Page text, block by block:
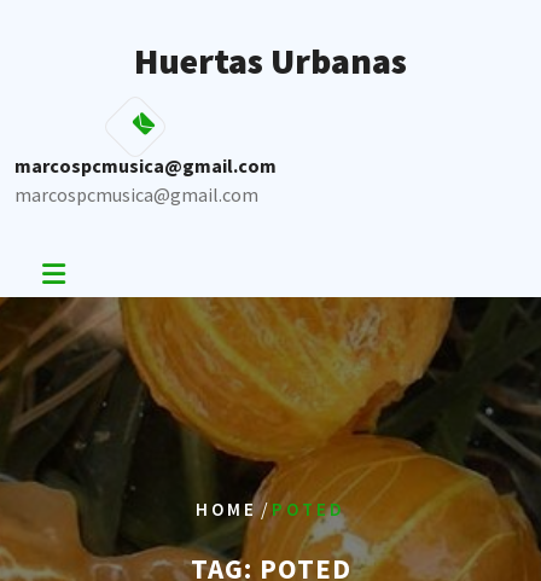
Huertas Urbanas
marcospcmusica@gmail.com
marcospcmusica@gmail.com
HOME/ POTED
TAG: POTED